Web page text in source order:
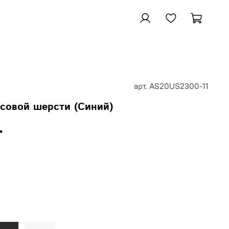
арт. AS20US2300-11
шерсти (Синий)